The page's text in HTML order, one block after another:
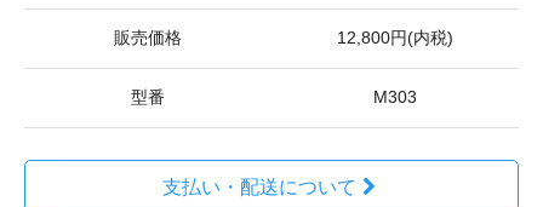
販売価格 12,800円(内税)
型番 M303
支払い・配送について